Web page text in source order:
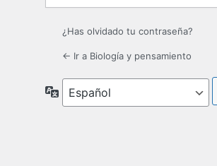
¿Has olvidado tu contraseña?
← Ir a Biología y pensamiento
Idioma